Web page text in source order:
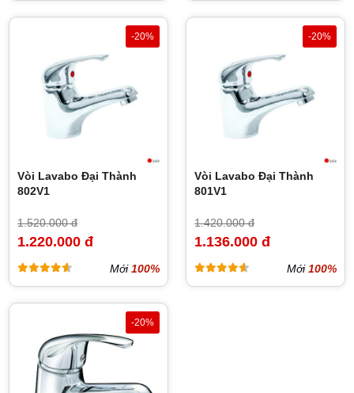
-20%
Vòi Lavabo Đại Thành
802V1
1.520.000 đ
1.220.000 đ
Mới100%
-20%
Vòi Lavabo Đại Thành
801V1
1.420.000 đ
1.136.000 đ
Mới100%
-20%